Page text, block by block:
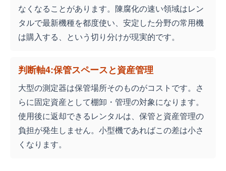
なくなることがあります。陳腐化の速い領域はレン
タルで最新機種を都度使い、安定した分野の常用機
は購入する、という切り分けが現実的です。
判断軸4:保管スペースと資産管理
大型の測定器は保管場所そのものがコストです。さ
らに固定資産として棚卸・管理の対象になります。
使用後に返却できるレンタルは、保管と資産管理の
負担が発生しません。小型機であればこの差は小さ
くなります。